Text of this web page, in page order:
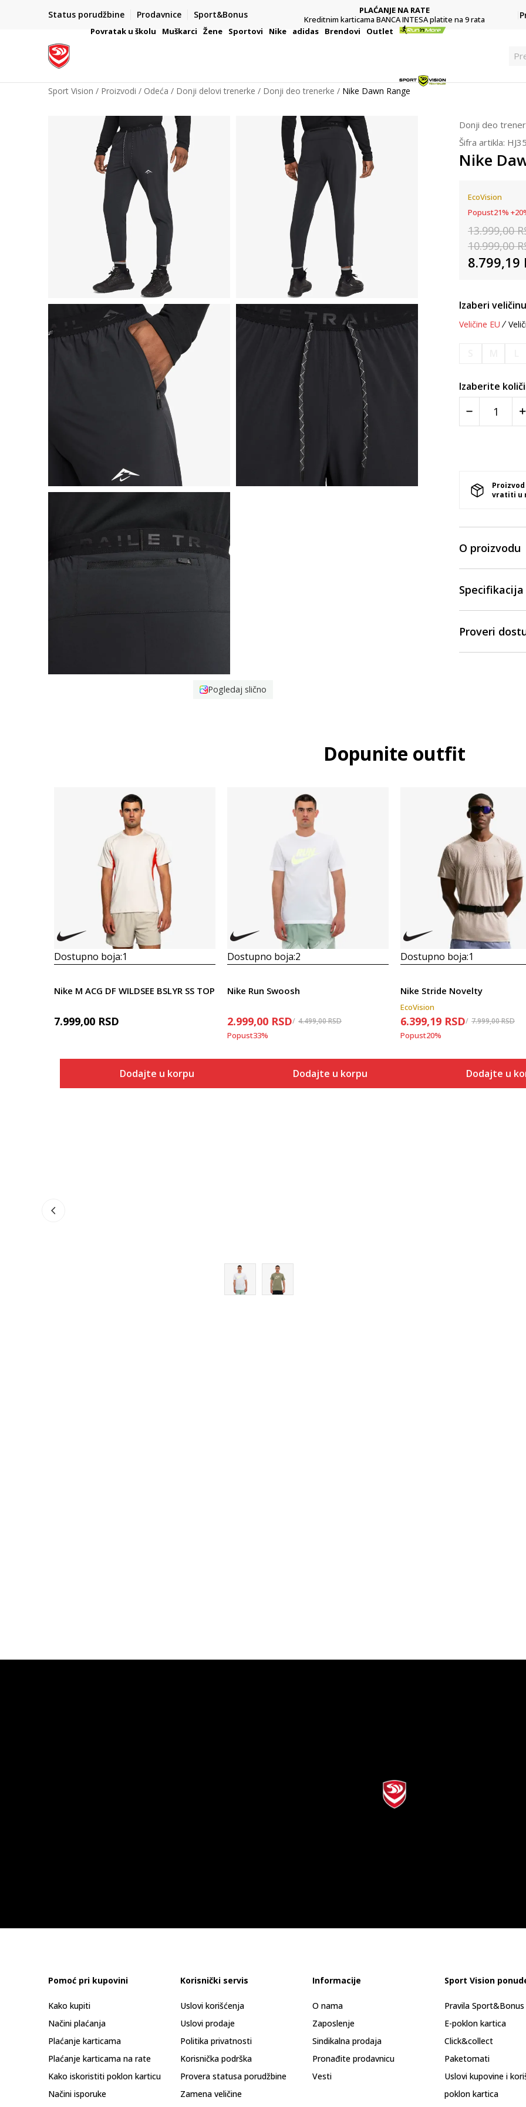
Status porudžbine Prodavnice Sport&Bonus
VAŽNO OBAVEŠTENJE ZA POTROŠAČE
PLAĆANJE NA RATE
Kreditnim karticama BANCA INTESA platite na 9 rata
Povratak u školu Muškarci Žene Sportovi Nike adidas Brendovi Outlet
Sport Vision Proizvodi Odeća Donji delovi trenerke Donji deo trenerke Nike Dawn Range
Pogledaj slično
Donji deo
Šifra artikla:
Nike
EcoVision
Popust21% +20
13.999,00
10.999,00
8.799,19
Izaberi
Veličine EU
Izaberite
vratiti u
O proizvodu
Specifikacija
Proveri
Dopunite outfit
Dostupno boja:1
Nike M ACG DF WILDSEE BSLYR SS TOP
7.999,00 RSD
Dodajte u korpu
Dostupno boja:2
Nike Run Swoosh
2.999,00 RSD 4.499,00RSD
Popust33%
Dodajte u korpu
Dostupno boja:1
Nike Stride Novelty
EcoVision
6.399,19 RSD 7.999,00RSD
Popust20%
Dodajte u
Pomoć pri kupovini
Kako kupiti
Načini plaćanja
Plaćanje karticama
Plaćanje karticama na rate
Kako iskoristiti poklon karticu
Načini isporuke
Korisnički servis
Uslovi korišćenja
Uslovi prodaje
Politika privatnosti
Korisnička podrška
Provera statusa porudžbine
Zamena veličine
Informacije
O nama
Zaposlenje
Sindikalna prodaja
Pronađite prodavnicu
Vesti
Sport Vision
Pravila
E-poklon kartica
Click&collect
Paketomati
Uslovi kupovine i
poklon kartica